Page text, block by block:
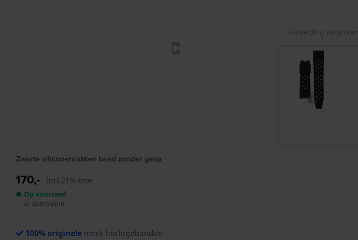
Afbeelding vergroten
Zwarte siliconenrubber band zonder gesp
170,- Incl 21% btw
● Op voorraad
in Rotterdam
100% originele merk horlogebanden